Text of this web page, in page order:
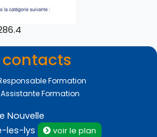
contacts
Formation
Assistante Formation
Nouvelle
les-lys
voir le plan